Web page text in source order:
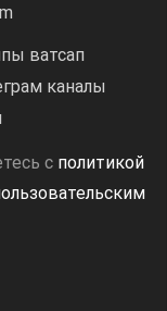
ватсап
каналы
с политикой